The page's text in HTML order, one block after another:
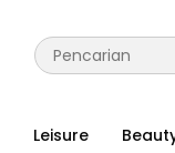
Leisure